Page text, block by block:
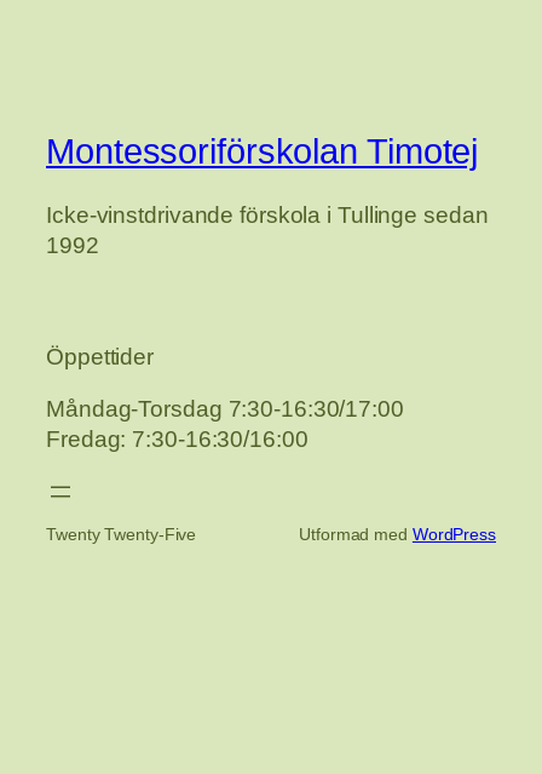
Montessoriförskolan Timotej
Icke-vinstdrivande förskola i Tullinge sedan
1992
Öppettider
Måndag-Torsdag 7:30-16:30/17:00
Fredag: 7:30-16:30/16:00
Twenty Twenty-Five Utformad med WordPress